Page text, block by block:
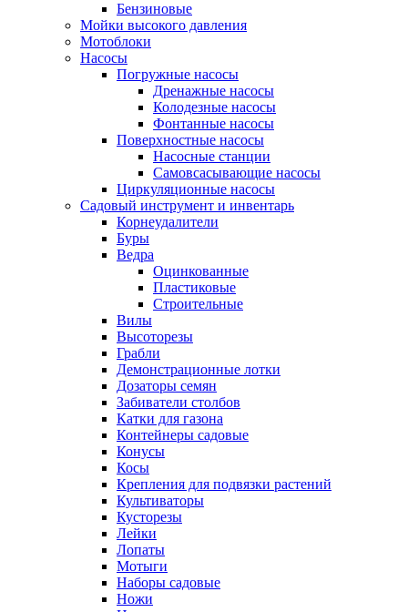
Бензиновые
Мойки высокого давления
Мотоблоки
Насосы
Погружные насосы
Дренажные насосы
Колодезные насосы
Фонтанные насосы
Поверхностные насосы
Насосные станции
Самовсасывающие насосы
Циркуляционные насосы
Садовый инструмент и инвентарь
Корнеудалители
Буры
Ведра
Оцинкованные
Пластиковые
Строительные
Вилы
Высоторезы
Грабли
Демонстрационные лотки
Дозаторы семян
Забиватели столбов
Катки для газона
Контейнеры садовые
Конусы
Косы
Крепления для подвязки растений
Культиваторы
Кусторезы
Лейки
Лопаты
Мотыги
Наборы садовые
Ножи